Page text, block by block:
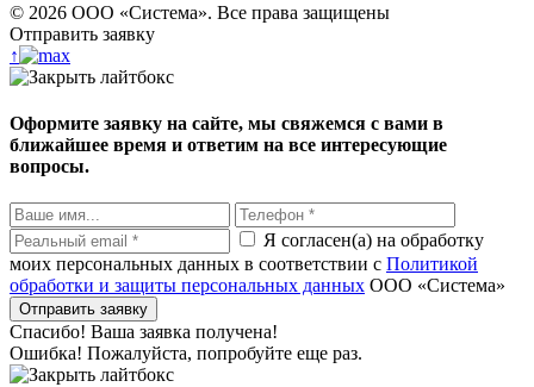
© 2026 ООО «Система». Все права защищены
Отправить заявку
↑
Оформите заявку на сайте, мы свяжемся с вами в
ближайшее время и ответим на все интересующие
вопросы.
Я согласен(а) на обработку
моих персональных данных в соответствии с Политикой
обработки и защиты персональных данных ООО «Система»
Спасибо! Ваша заявка получена!
Ошибка! Пожалуйста, попробуйте еще раз.